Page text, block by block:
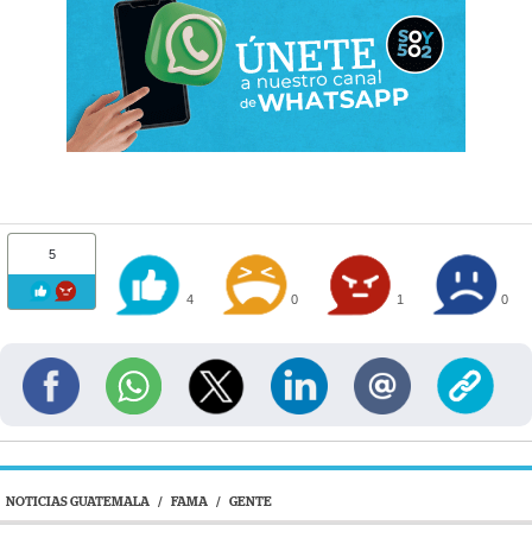
5
4 0 1 0
NOTICIAS GUATEMALA / FAMA / GENTE